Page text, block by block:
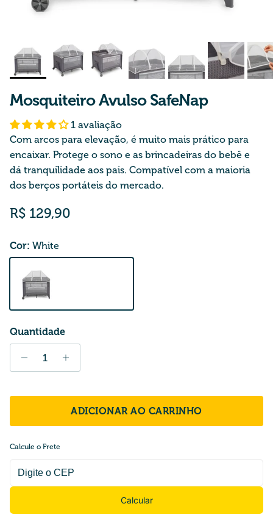
Mosquiteiro Avulso SafeNap
1 avaliação
Com arcos para elevação, é muito mais prático para
encaixar. Protege o sono e as brincadeiras do bebê e
dá tranquilidade aos pais. Compatível com a maioria
dos berços portáteis do mercado.
Preço normal
R$ 129,90
Cor: White
White
Quantidade
ADICIONAR AO CARRINHO
Calcule o Frete
Calcular